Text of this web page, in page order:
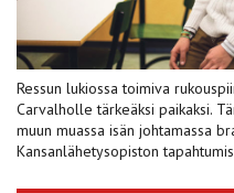
Ressun lukiossa toimiva
Carvalholle tärkeäksi paikaksi.
muun muassa isän johtamassa
Kansanlähetysopiston